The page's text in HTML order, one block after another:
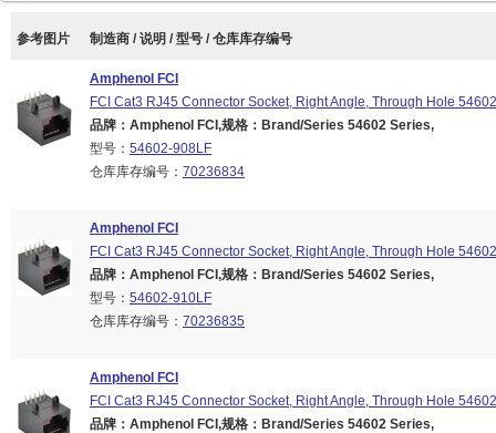
参考图片 制造商 / 说明 / 型号 / 仓库库存编号
Amphenol FCI
FCI Cat3 RJ45 Connector Socket, Right Angle, Through Hole 54602
品牌：Amphenol FCI,规格：Brand/Series 54602 Series,
型号： 54602-908LF
仓库库存编号： 70236834
Amphenol FCI
FCI Cat3 RJ45 Connector Socket, Right Angle, Through Hole 54602
品牌：Amphenol FCI,规格：Brand/Series 54602 Series,
型号： 54602-910LF
仓库库存编号： 70236835
Amphenol FCI
FCI Cat3 RJ45 Connector Socket, Right Angle, Through Hole 54602
品牌：Amphenol FCI,规格：Brand/Series 54602 Series,